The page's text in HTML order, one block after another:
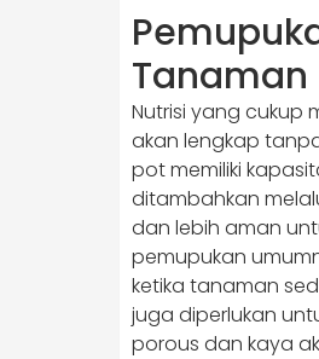
Tanaman
Nutrisi yang
akan lengkap
pot memiliki
ditambahkan
dan lebih aman
pemupukan
ketika tanaman
juga diperlukan
porous dan kaya